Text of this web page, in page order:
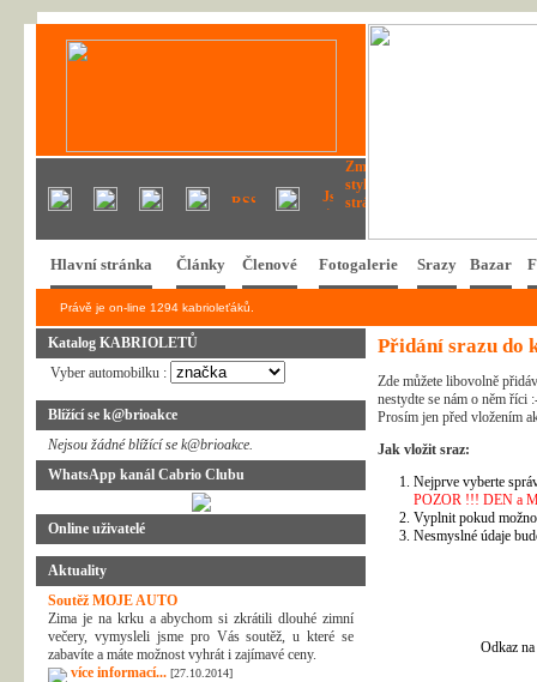
Hlavní stránka Články Členové Fotogalerie Srazy Bazar
Právě je on-line 1294 kabrioleťáků.
Katalog KABRIOLETŮ
Vyber automobilku :
Blížící se k@brioakce
Nejsou žádné blížící se k@brioakce.
WhatsApp kanál Cabrio Clubu
Online uživatelé
Aktuality
Soutěž MOJE AUTO
Zima je na krku a abychom si zkrátili dlouhé zimní
večery, vymysleli jsme pro Vás soutěž, u které se
zabavíte a máte možnost vyhrát i zajímavé ceny.
více informací... [27.10.2014]
Přidání srazu do
Zde můžete libovolně
nestydte se nám o něm říci
Prosím jen před vložením
Jak vložit sraz:
Nejprve vyberte
POZOR !!! DEN a
Vyplnit pokud
Nesmyslné údaje
Odkaz